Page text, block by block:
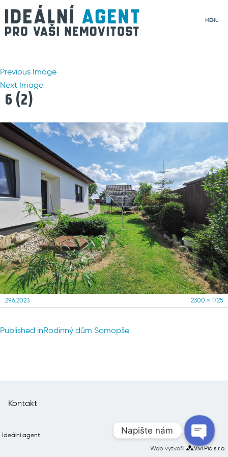
MENU
Previous Image
Next Image
6 (2)
Posted
29.6.2023
Full
2300 × 1725
Navigace
Published inRodinný dům Samopše
Kontakt
Ideální agent
Web vytvořil
Vivi Pic s.r.o.
Napište nám
Open